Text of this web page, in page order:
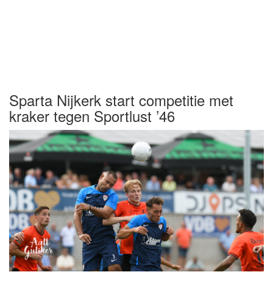
Sparta Nijkerk start competitie met
kraker tegen Sportlust ’46